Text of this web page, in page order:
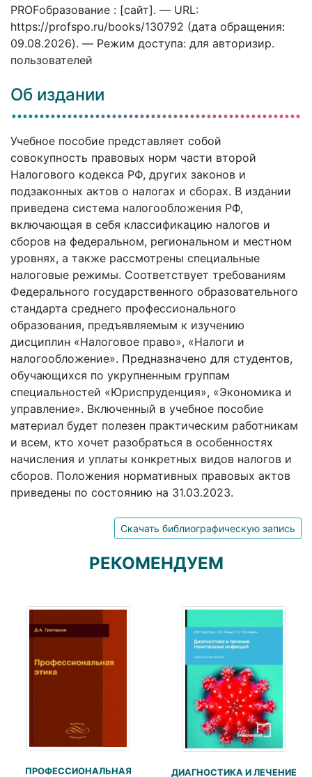
PROFобразование : [сайт]. — URL:
https://profspo.ru/books/130792 (дата обращения:
09.08.2026). — Режим доступа: для авторизир.
пользователей
Об издании
Учебное пособие представляет собой
совокупность правовых норм части второй
Налогового кодекса РФ, других законов и
подзаконных актов о налогах и сборах. В издании
приведена система налогообложения РФ,
включающая в себя классификацию налогов и
сборов на федеральном, региональном и местном
уровнях, а также рассмотрены специальные
налоговые режимы. Соответствует требованиям
Федерального государственного образовательного
стандарта среднего профессионального
образования, предъявляемым к изучению
дисциплин «Налоговое право», «Налоги и
налогообложение». Предназначено для студентов,
обучающихся по укрупненным группам
специальностей «Юриспруденция», «Экономика и
управление». Включенный в учебное пособие
материал будет полезен практическим работникам
и всем, кто хочет разобраться в особенностях
начисления и уплаты конкретных видов налогов и
сборов. Положения нормативных правовых актов
приведены по состоянию на 31.03.2023.
Скачать библиографическую запись
РЕКОМЕНДУЕМ
ПРОФЕССИОНАЛЬНАЯ
ДИАГНОСТИКА И ЛЕЧЕНИЕ